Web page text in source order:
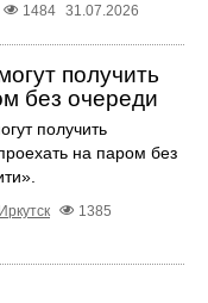
1484 31.07.2026
получить
без очереди
получить
на паром без
Иркутск
1385